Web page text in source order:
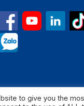
to give you the